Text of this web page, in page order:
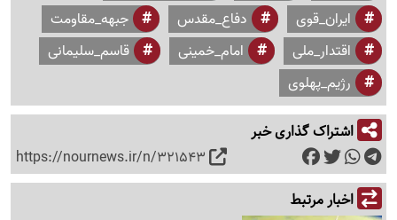
ایران_قوی
دفاع_مقدس
جبهه_مقاومت
اقتدار_ملی
امام_خمینی
قاسم_سلیمانی
رژیم_پهلوی
اشتراک گذاری خبر
https://nournews.ir/n/321543
اخبار مرتبط